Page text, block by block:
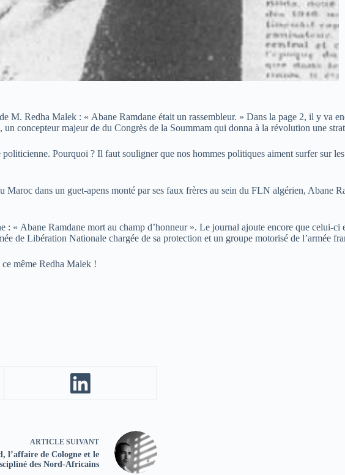
M. Redha Malek : « Abane Ramdane était un rassembleur. » Dans la page 2, il y va
concepteur majeur de du Congrès de la Soummam qui donna à la révolution une
Pourquoi ? Il faut souligner que nos hommes politiques aiment surfer sur
dans un guet-apens monté par ses faux frères au sein du FLN algérien, Abane
« Abane Ramdane mort au champ d’honneur ». Le journal ajoute encore que celui-ci
de Libération Nationale chargée de sa protection et un groupe motorisé de l’armée
même Redha Malek !
ARTICLE SUIVANT
l’affaire de Cologne et le
des Nord-Africains